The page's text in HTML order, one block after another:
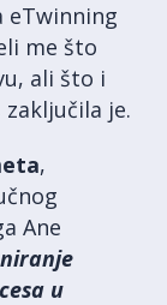
eTwinning
me što
ali što i
je.
,
Ane
u